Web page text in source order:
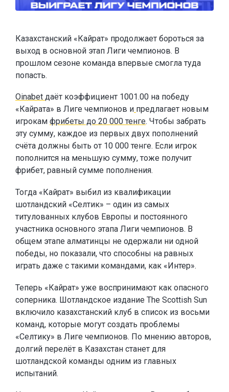
Казахстанский «Кайрат» продолжает бороться за
выход в основной этап Лиги чемпионов. В
прошлом сезоне команда впервые смогла туда
попасть.
Oinabet даёт коэффициент 1001.00 на победу
«Кайрата» в Лиге чемпионов и предлагает новым
игрокам фрибеты до 20 000 тенге. Чтобы забрать
эту сумму, каждое из первых двух пополнений
счёта должны быть от 10 000 тенге. Если игрок
пополнится на меньшую сумму, тоже получит
фрибет, равный сумме пополнения.
Тогда «Кайрат» выбил из квалификации
шотландский «Селтик» – один из самых
титулованных клубов Европы и постоянного
участника основного этапа Лиги чемпионов. В
общем этапе алматинцы не одержали ни одной
победы, но показали, что способны на равных
играть даже с такими командами, как «Интер».
Теперь «Кайрат» уже воспринимают как опасного
соперника. Шотландское издание The Scottish Sun
включило казахстанский клуб в список из восьми
команд, которые могут создать проблемы
«Селтику» в Лиге чемпионов. По мнению авторов,
долгий перелёт в Казахстан станет для
шотландской команды одним из главных
испытаний.